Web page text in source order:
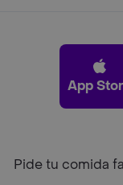
App
Pide tu comida